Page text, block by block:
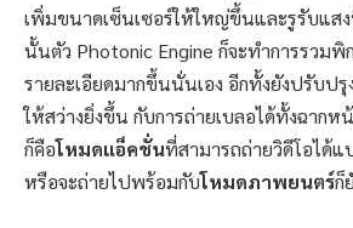
เพิ่มขนาดเซ็นเซอร์ให้ใหญ่ขึ้นและรูรับแสง
นั้นตัว Photonic Engine ก็จะทำการรวมพิ
รายละเอียดมากขึ้นนั่นเอง อีกทั้งยังปรับป
ให้สว่างยิ่งขึ้น กับการถ่ายเบลอได้ทั้งฉาก
ก็คือโหมดแอ็คชั่นที่สามารถถ่ายวิดีโอได้
หรือจะถ่ายไปพร้อมกับโหมดภาพยนตร์ก็